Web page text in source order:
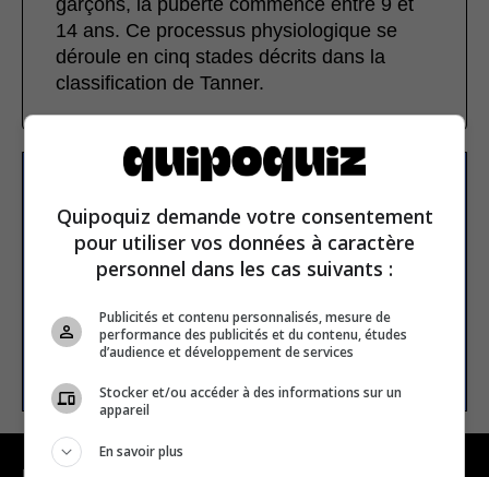
garçons, la puberté commence entre 9 et
14 ans. Ce processus physiologique se
déroule en cinq stades décrits dans la
classification de Tanner.
E-mail
S’INSCRIRE
Quipoquiz demande votre consentement
pour utiliser vos données à caractère
personnel dans les cas suivants :
Publicités et contenu personnalisés, mesure de
performance des publicités et du contenu, études
d’audience et développement de services
Stocker et/ou accéder à des informations sur un
appareil
En savoir plus